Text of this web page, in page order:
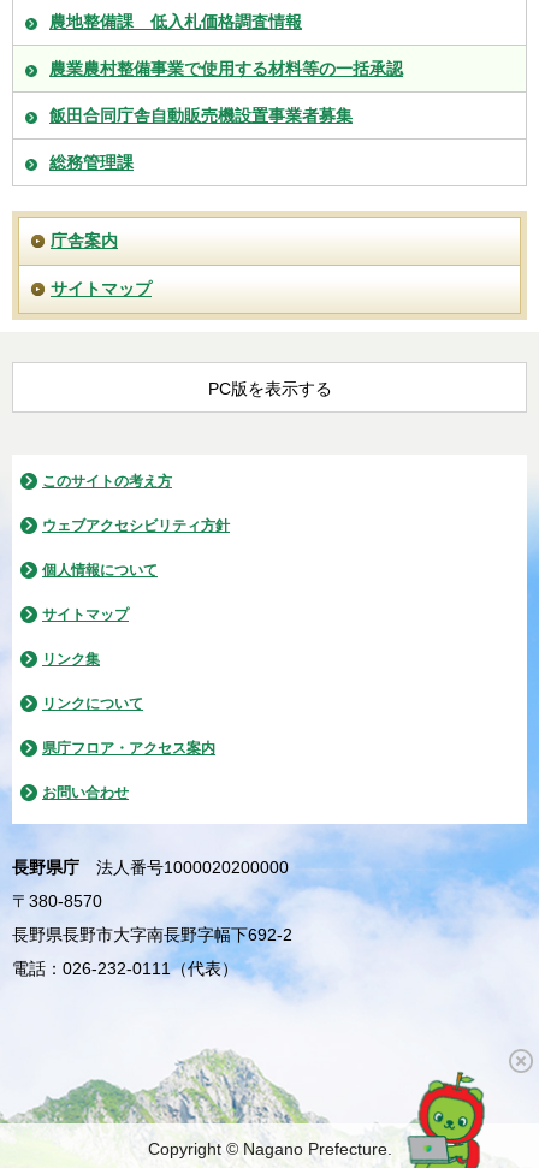
農地整備課 低入札価格調査情報
農業農村整備事業で使用する材料等の一括承認
飯田合同庁舎自動販売機設置事業者募集
総務管理課
庁舎案内
サイトマップ
PC版を表示する
このサイトの考え方
ウェブアクセシビリティ方針
個人情報について
サイトマップ
リンク集
リンクについて
県庁フロア・アクセス案内
お問い合わせ
長野県庁
法人番号1000020200000
〒380-8570
長野県長野市大字南長野字幅下692-2
電話：026-232-0111（代表）
Copyright © Nagano Prefecture.